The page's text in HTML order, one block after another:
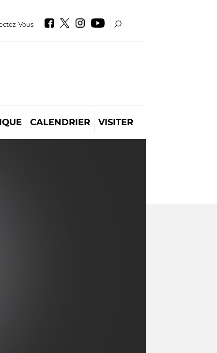
Vous
CALENDRIER VISITER